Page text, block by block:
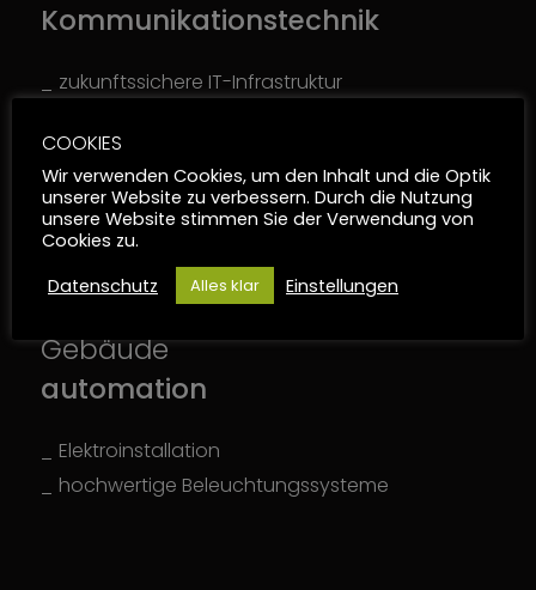
Kommunikationstechnik
zukunftssichere IT-Infrastruktur
Gebäude
automation
Elektroinstallation
hochwertige Beleuchtungssysteme
COOKIES
Wir verwenden Cookies, um den Inhalt und die Optik
unserer Website zu verbessern. Durch die Nutzung
unsere Website stimmen Sie der Verwendung von
Cookies zu.
Datenschutz
Alles klar Einstellungen